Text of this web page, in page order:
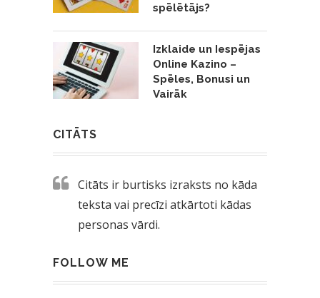
spēlētājs?
Izklaide un Iespējas
Online Kazino –
Spēles, Bonusi un
Vairāk
CITĀTS
Citāts ir burtisks izraksts no kāda
teksta vai precīzi atkārtoti kādas
personas vārdi.
FOLLOW ME